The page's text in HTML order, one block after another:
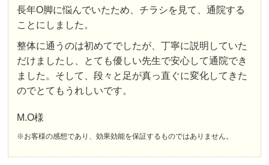
長年O脚に悩んでいたため、チラシを見て、通院する
ことにしました。
整体に通うのは初めてでしたが、丁寧に説明していた
だけましたし、とても優しい先生で安心して通院でき
ました。そして、段々と足が真っ直ぐに変化してきた
のでとてもうれしいです。
M.O様
※お客様の感想であり、効果効能を保証するものではありません。